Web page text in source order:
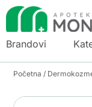
Brandovi
Početna /